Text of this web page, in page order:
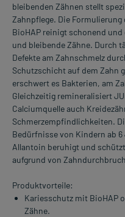
bleibenden Zähnen stellt
Zahnpflege. Die Formulierung
BioHAP reinigt schonend
und bleibende Zähne. Durch
Defekte am Zahnschmelz
Schutzschicht auf dem Zahn
erschwert es Bakterien, am
Gleichzeitig remineralisiert
Calciumquelle auch
Schmerzempfindlichkeiten.
Bedürfnisse von Kindern ab
Allantoin beruhigt und
aufgrund von
Produktvorteile:
Kariesschutz mit BioHAP
Zähne.